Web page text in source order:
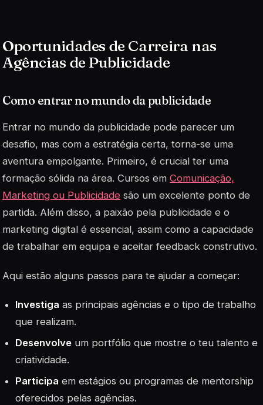
Oportunidades de Carreira nas
Agências de Publicidade
Como entrar no mundo da publicidade
Entrar no mundo da publicidade pode parecer um
desafio, mas com a estratégia certa, torna-se uma
aventura empolgante. Primeiro, é crucial ter uma
formação sólida na área. Cursos em Comunicação,
Marketing ou Publicidade são um excelente ponto de
partida. Além disso, a paixão pela publicidade e o
marketing digital é essencial, assim como a capacidade
de trabalhar em equipa e aceitar feedback construtivo.
Aqui estão alguns passos para te ajudar a começar:
Investiga as principais agências e o tipo de trabalho
que realizam.
Desenvolve um portfólio que mostre o teu talento e
criatividade.
Participa em estágios ou programas de mentorship
oferecidos pelas agências.